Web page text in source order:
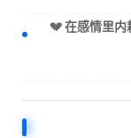
💔 在感情里内